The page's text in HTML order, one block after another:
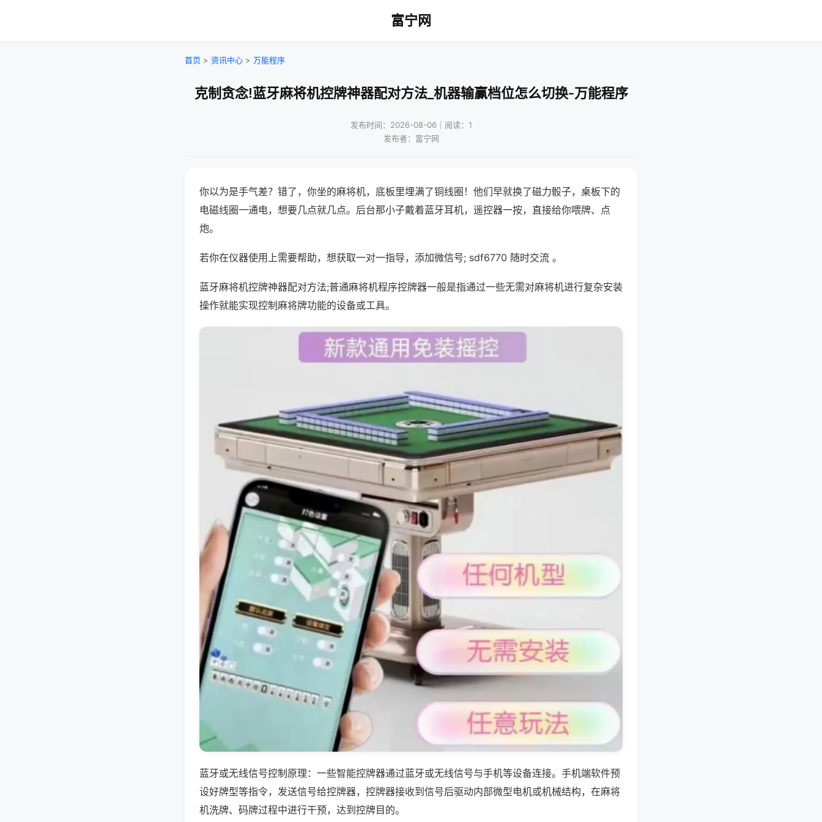
富宁网
首页 > 资讯中心 > 万能程序
克制贪念!蓝牙麻将机控牌神器配对方法_机器输赢档位怎么切换-万能程序
发布时间：2026-08-06｜阅读：1
发布者：富宁网
你以为是手气差？错了，你坐的麻将机，底板里埋满了铜线圈！他们早就换了磁力骰子，桌板下的
电磁线圈一通电，想要几点就几点。后台那小子戴着蓝牙耳机，遥控器一按，直接给你喂牌、点
炮。
若你在仪器使用上需要帮助，想获取一对一指导，添加微信号; sdf6770 随时交流 。
蓝牙麻将机控牌神器配对方法;普通麻将机程序控牌器一般是指通过一些无需对麻将机进行复杂安装
操作就能实现控制麻将牌功能的设备或工具。
蓝牙或无线信号控制原理：一些智能控牌器通过蓝牙或无线信号与手机等设备连接。手机端软件预
设好牌型等指令，发送信号给控牌器，控牌器接收到信号后驱动内部微型电机或机械结构，在麻将
机洗牌、码牌过程中进行干预，达到控牌目的。